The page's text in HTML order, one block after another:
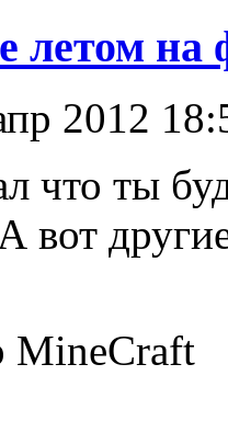
летом на
2012
что ты
А вот
MineCraft